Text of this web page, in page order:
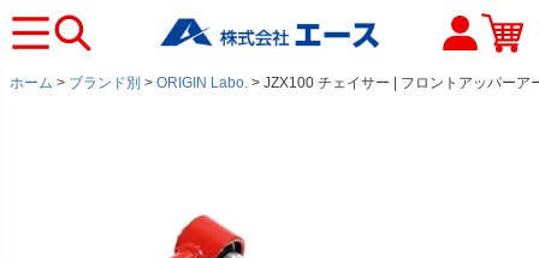
ホーム ブランド別 ORIGIN Labo. JZX100 チェイサー | フロントアッパーア